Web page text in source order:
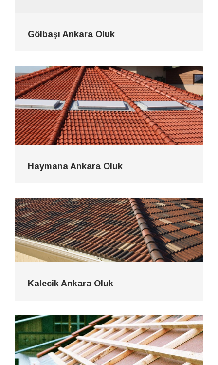
Gölbaşı Ankara Oluk
Haymana Ankara Oluk
Kalecik Ankara Oluk